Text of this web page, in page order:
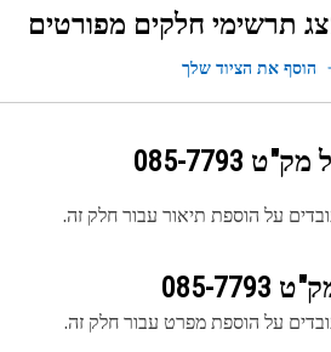
תרשימי חלקים מפורטים
הוסף את הציוד שלך
מק"ט 085-7793
על הוספת תיאור עבור חלק זה.
085-7793
על הוספת מפרט עבור חלק זה.